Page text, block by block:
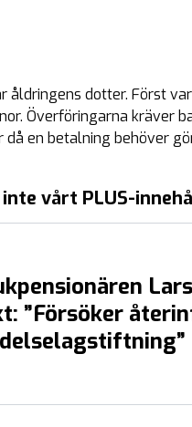
åldringens dotter. Först
Överföringarna kräver
en betalning behöver
vårt PLUS-
”Försöker